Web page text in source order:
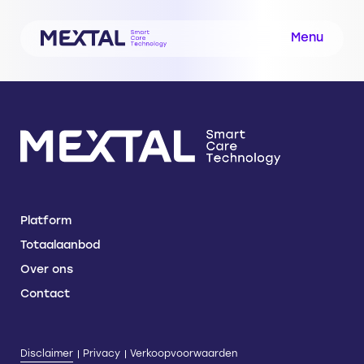
Menu
Platform
Totaalaanbod
Over ons
Contact
Disclaimer Privacy Verkoopvoorwaarden